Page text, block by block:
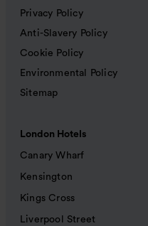
Privacy Policy
Anti-Slavery Policy
Cookie Policy
Environmental Policy
Sitemap
London Hotels
Canary Wharf
Kensington
Kings Cross
Liverpool Street